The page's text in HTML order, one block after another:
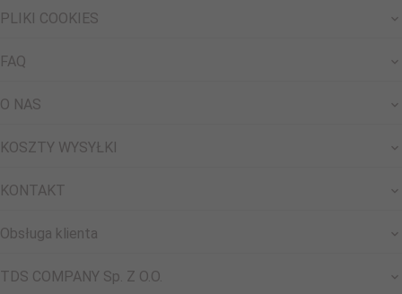
PLIKI COOKIES
FAQ
O NAS
KOSZTY WYSYŁKI
KONTAKT
Obsługa klienta
TDS COMPANY Sp. Z O.O.